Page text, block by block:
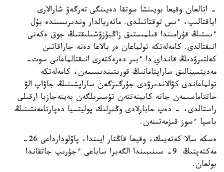
- اتالعان وقيعا بويىنشا سوتقا دەيىنگى تەرگەۋ شارالارى
اياقتالىپ، ءىس توقتاتىلدى. ماتەريالدار وندىرىسىندە بۇل
ءىستىڭ قۇرامىندا قىلمىستىق زاڭبۇزۋشىلىقتىڭ جوق ەكەنى
انىقتالدى. كامەلەتكە تولماعان ەر بالاعا دەنە جاراقاتىن
كەلتىرۋدىڭ قانداي دا ءبىر دەرەكتەرى انىقتالماعانى سوت-
مەديتسينالىق ساراپتامانىڭ قورىتىندىسىمەن، كامەلەتكە
تولماعاندى كۋالاندىرۋدى جۇرگىزگەن ساراپشىنىڭ جاۋاپ الۋ
حاتتاماسىمەن جانە كابينەتتەن تۇسىرىلگەن بەينەجازبا ارقىلى
راستالدى، - دەپ حابارلادى وڭىرلىك پوليتسيا دەپارتامەنتىنىڭ
باسپا ءسوز قىزمەتىنەن.
ەسكە سالا كەتەيىك، وقيعا قاڭتار ايىندا، پاۆلودارداعى 26-
مەكتەپتىڭ 9- سىنىبىندا الگەبرا ساباعى ءجۇرىپ جاتقاندا
بولعان.